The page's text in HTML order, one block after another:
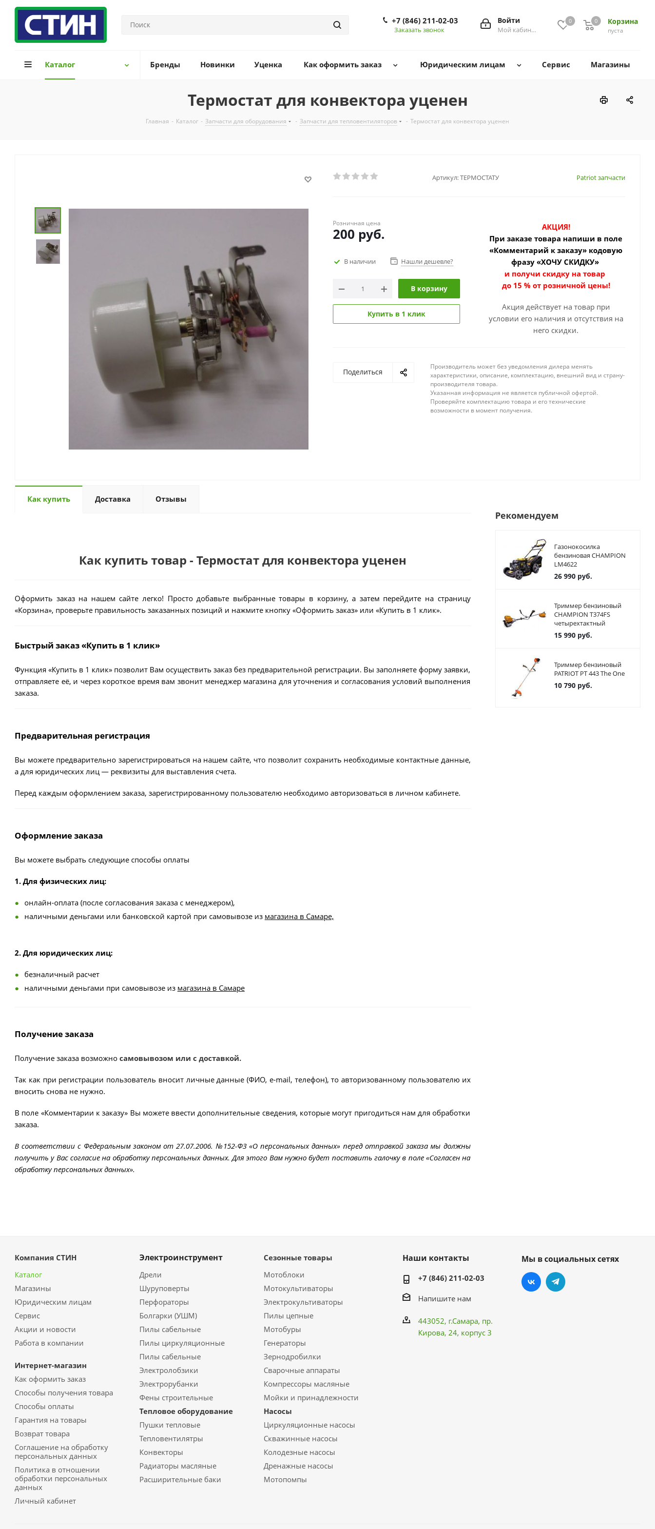
0 Корзина
0
пуста
0
Войти
Мой кабинет
+7 (846) 211-02-03
Заказать звонок
Каталог Бренды Новинки Уценка Как оформить заказ Юридическим лицам Сервис Магазины
Термостат для конвектора уценен
Главная - Каталог - Запчасти для оборудования - Запчасти для тепловентиляторов - Термостат для конвектора уценен
Артикул:ТЕРМОСТАТУ Patriot запчасти
Розничная цена
200 руб.
В наличии Нашли дешевле?
В корзину
Купить в 1 клик
АКЦИЯ!
При заказе товара напиши в поле
«Комментарий к заказу» кодовую
фразу «ХОЧУ СКИДКУ»
и получи скидку на товар
до 15 % от розничной цены!
Акция действует на товар при
условии его наличия и отсутствия на
него скидки.
Поделиться
Производитель может без уведомления дилера менять
характеристики, описание, комплектацию, внешний вид и страну-
производителя товара.
Указанная информация не является публичной офертой.
Проверяйте комплектацию товара и его технические
возможности в момент получения.
Как купить Доставка Отзывы
Как купить товар - Термостат для конвектора уценен
Оформить заказ на нашем сайте легко! Просто добавьте выбранные товары в корзину, а затем перейдите на страницу
«Корзина», проверьте правильность заказанных позиций и нажмите кнопку «Оформить заказ» или «Купить в 1 клик».
Быстрый заказ «Купить в 1 клик»
Функция «Купить в 1 клик» позволит Вам осуществить заказ без предварительной регистрации. Вы заполняете форму заявки,
отправляете её, и через короткое время вам звонит менеджер магазина для уточнения и согласования условий выполнения
заказа.
Предварительная регистрация
Вы можете предварительно зарегистрироваться на нашем сайте, что позволит сохранить необходимые контактные данные,
а для юридических лиц — реквизиты для выставления счета.
Перед каждым оформлением заказа, зарегистрированному пользователю необходимо авторизоваться в личном кабинете.
Оформление заказа
Вы можете выбрать следующие способы оплаты
1. Для физических лиц:
онлайн-оплата (после согласования заказа с менеджером),
наличными деньгами или банковской картой при самовывозе из магазина в Самаре,
2. Для юридических лиц:
безналичный расчет
наличными деньгами при самовывозе из магазина в Самаре
Получение заказа
Получение заказа возможно самовывозом или с доставкой.
Так как при регистрации пользователь вносит личные данные (ФИО, e-mail, телефон), то авторизованному пользователю их
вносить снова не нужно.
В поле «Комментарии к заказу» Вы можете ввести дополнительные сведения, которые могут пригодиться нам для обработки
заказа.
В соответствии с Федеральным законом от 27.07.2006. №152-ФЗ «О персональных данных» перед отправкой заказа мы должны
получить у Вас согласие на обработку персональных данных. Для этого Вам нужно будет поставить галочку в поле «Согласен на
обработку персональных данных».
Рекомендуем
Газонокосилка
бензиновая CHAMPION
LM4622
26 990руб.
Триммер бензиновый
CHAMPION T374FS
четырехтактный
15 990руб.
Триммер бензиновый
PATRIOT PT 443 The One
10 790руб.
Компания СТИН
Каталог
Магазины
Юридическим лицам
Сервис
Акции и новости
Работа в компании
Интернет-магазин
Как оформить заказ
Способы получения товара
Способы оплаты
Гарантия на товары
Возврат товара
Соглашение на обработку
персональных данных
Политика в отношении
обработки персональных
данных
Личный кабинет
Электроинструмент
Дрели
Шуруповерты
Перфораторы
Болгарки (УШМ)
Пилы сабельные
Пилы циркуляционные
Пилы сабельные
Электролобзики
Электрорубанки
Фены строительные
Тепловое оборудование
Пушки тепловые
Тепловентилятры
Конвекторы
Радиаторы масляные
Расширительные баки
Сезонные товары
Мотоблоки
Мотокультиваторы
Электрокультиваторы
Пилы цепные
Мотобуры
Генераторы
Зернодробилки
Сварочные аппараты
Компрессоры масляные
Мойки и принадлежности
Насосы
Циркуляционные насосы
Скважинные насосы
Колодезные насосы
Дренажные насосы
Мотопомпы
Наши контакты
+7 (846) 211-02-03
Напишите нам
443052, г.Самара, пр.
Кирова, 24, корпус 3
Мы в социальных сетях